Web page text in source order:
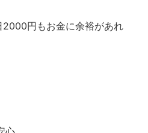
円もお金に余裕があれ